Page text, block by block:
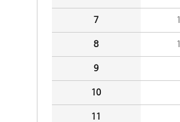
7
8
9
10
11